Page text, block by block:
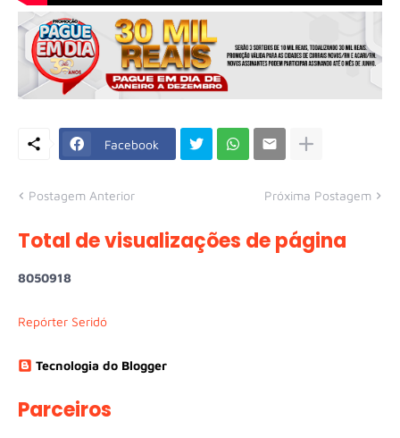
Facebook
Postagem Anterior Próxima Postagem
Total de visualizações de página
8050918
Repórter Seridó
Tecnologia do Blogger
Parceiros